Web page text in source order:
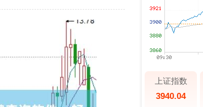
上证指数
3940.04